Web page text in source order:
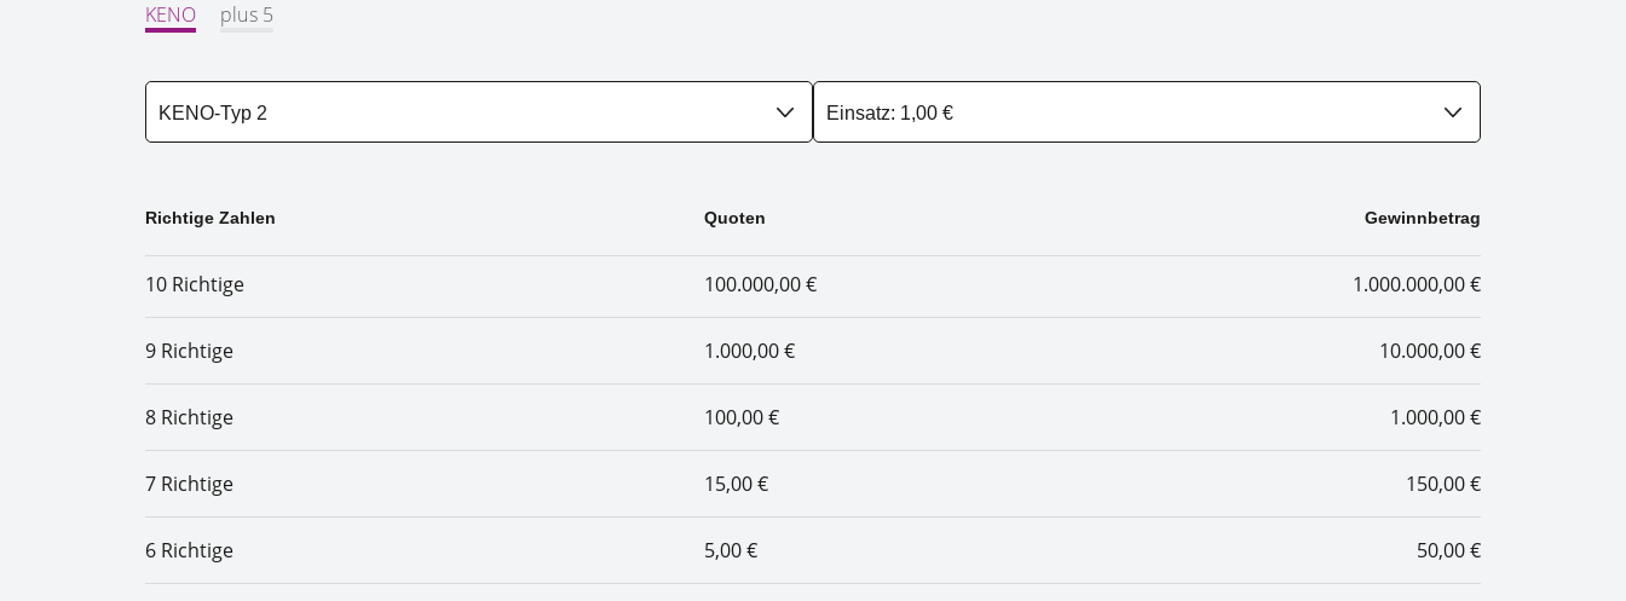
KENO plus 5
Richtige Zahlen Quoten Gewinnbetrag
10 Richtige 100.000,00 € 1.000.000,00 €
9 Richtige 1.000,00 € 10.000,00 €
8 Richtige 100,00 € 1.000,00 €
7 Richtige 15,00 € 150,00 €
6 Richtige 5,00 € 50,00 €